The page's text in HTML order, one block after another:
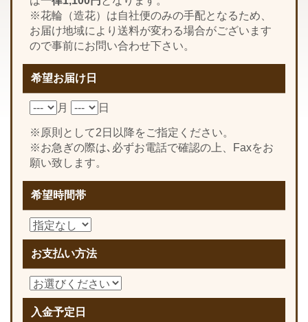
※花輪（造花）は自社便のみの手配となるため、
お届け地域により送料が変わる場合がございます
ので事前にお問い合わせ下さい。
希望お届け日
月 日
※原則として2日以降をご指定ください。
※お急ぎの際は､必ずお電話で確認の上、Faxをお
願い致します。
希望時間帯
お支払い方法
入金予定日